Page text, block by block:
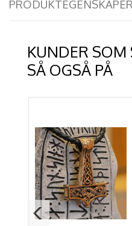
PRODUKTEGENSKAPER
KUNDER SOM
SÅ OGSÅ PÅ